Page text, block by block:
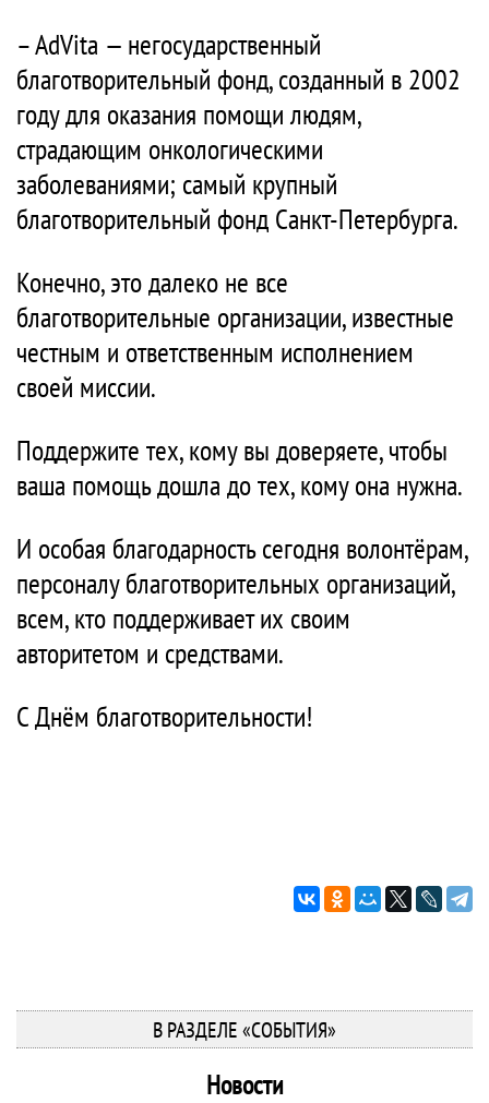
– AdVita — негосударственный
благотворительный фонд, созданный в 2002
году для оказания помощи людям,
страдающим онкологическими
заболеваниями; самый крупный
благотворительный фонд Санкт-Петербурга.
Конечно, это далеко не все
благотворительные организации, известные
честным и ответственным исполнением
своей миссии.
Поддержите тех, кому вы доверяете, чтобы
ваша помощь дошла до тех, кому она нужна.
И особая благодарность сегодня волонтёрам,
персоналу благотворительных организаций,
всем, кто поддерживает их своим
авторитетом и средствами.
С Днём благотворительности!
В РАЗДЕЛЕ «СОБЫТИЯ»
Новости